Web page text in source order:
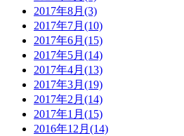
2017年8月(3)
2017年7月(10)
2017年6月(15)
2017年5月(14)
2017年4月(13)
2017年3月(19)
2017年2月(14)
2017年1月(15)
2016年12月(14)